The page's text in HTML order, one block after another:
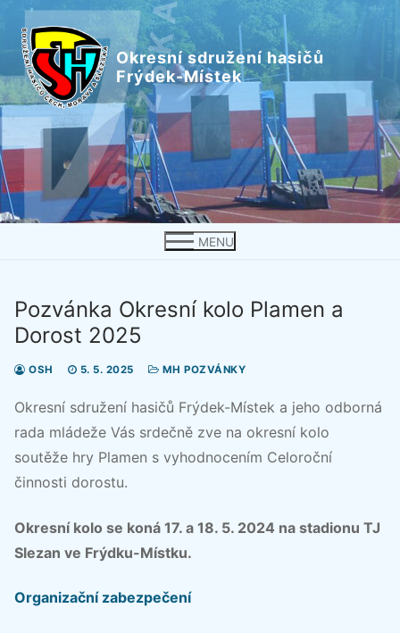
Přeskočit
obsah
Okresní sdružení hasičů
Frýdek-Místek
MENU
Pozvánka Okresní kolo Plamen a
Dorost 2025
OSH 5. 5. 2025 MH POZVÁNKY
Okresní sdružení hasičů Frýdek-Místek a jeho odborná
rada mládeže Vás srdečně zve na okresní kolo
soutěže hry Plamen s vyhodnocením Celoroční
činnosti dorostu.
Okresní kolo se koná 17. a 18. 5. 2024 na stadionu TJ
Slezan ve Frýdku-Místku.
Organizační zabezpečení